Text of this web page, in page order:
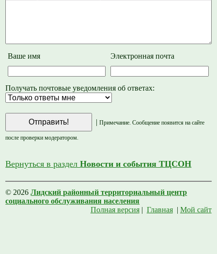
Ваше имя Электронная почта
Получать почтовые уведомления об ответах:
| Примечание. Сообщение появится на сайте
после проверки модератором.
Вернуться в разделНовости и события ТЦСОН
© 2026Лидский районный территориальный центр
социального обслуживания населения
Полная версия| Главная| Мой сайт